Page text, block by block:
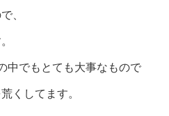
、
中でもとても大事なもので
くしてます。